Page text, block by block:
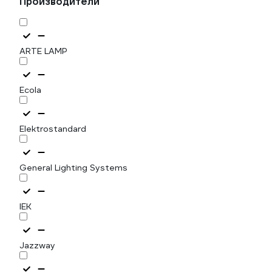
ARTE LAMP
Ecola
Elektrostandard
General Lighting Systems
IEK
Jazzway